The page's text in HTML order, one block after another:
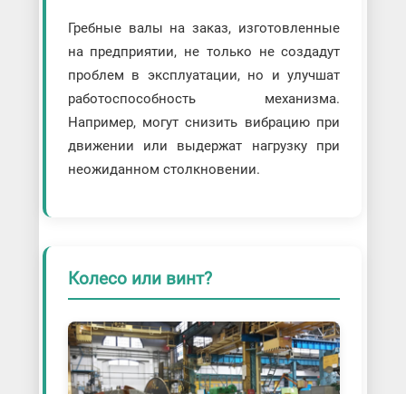
Гребные валы на заказ, изготовленные
на предприятии, не только не создадут
проблем в эксплуатации, но и улучшат
работоспособность механизма.
Например, могут снизить вибрацию при
движении или выдержат нагрузку при
неожиданном столкновении.
Колесо или винт?